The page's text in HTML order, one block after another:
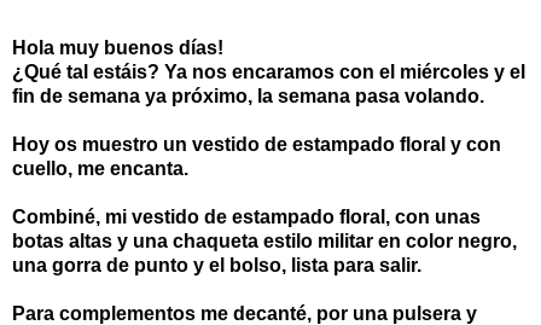
Hola muy buenos días!
¿Qué tal estáis? Ya nos encaramos con el miércoles y el
fin de semana ya próximo, la semana pasa volando.
Hoy os muestro un vestido de estampado floral y con
cuello, me encanta.
Combiné, mi vestido de estampado floral, con unas
botas altas y una chaqueta estilo militar en color negro,
una gorra de punto y el bolso, lista para salir.
Para complementos me decanté, por una pulsera y